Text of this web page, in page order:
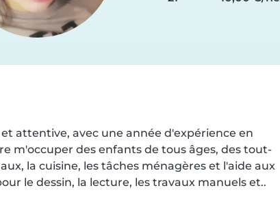
attentive, avec une année d'expérience en
m'occuper des enfants de tous âges, des tout-
la cuisine, les tâches ménagères et l'aide aux
le dessin, la lecture, les travaux manuels et..